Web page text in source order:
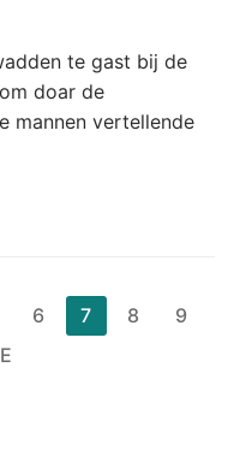
te gast bij de
doar de
mannen vertellende
6 7 8
9